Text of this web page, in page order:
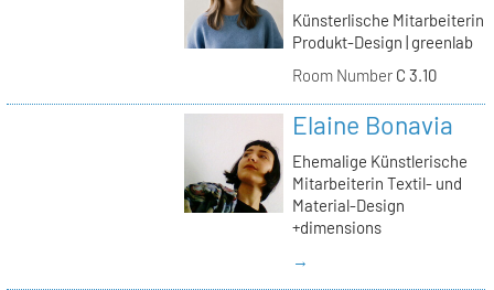
Künsterlische Mitarbeiterin
Produkt-Design | greenlab
Room NumberC 3.10
Elaine Bonavia
Ehemalige Künstlerische
Mitarbeiterin Textil- und
Material-Design
+dimensions
→